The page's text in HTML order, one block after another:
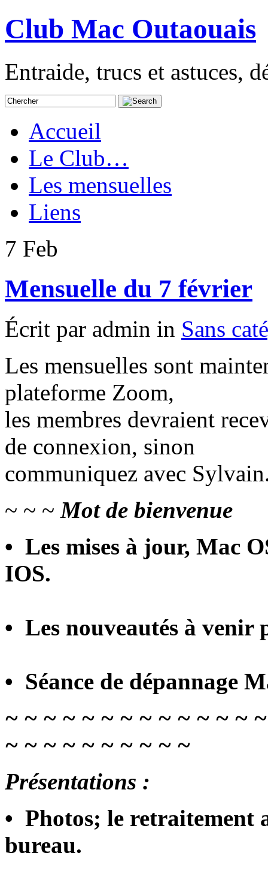
Club Mac Outaouais
Entraide, trucs et astuces,
Accueil
Le Club…
Les mensuelles
Liens
7 Feb
Mensuelle du 7 février
Écrit par admin in Sans
Les mensuelles sont
plateforme Zoom,
les membres devraient
de connexion, sinon
communiquez avec
~ ~ ~Mot de bienvenue
• Les mises à jour, Mac
IOS.
• Les nouveautés à venir
• Séance de dépannage
~ ~ ~ ~ ~ ~ ~ ~ ~ ~ ~ ~ ~
~ ~ ~ ~ ~ ~ ~ ~ ~ ~
Présentations :
• Photos; le retraitement
bureau.